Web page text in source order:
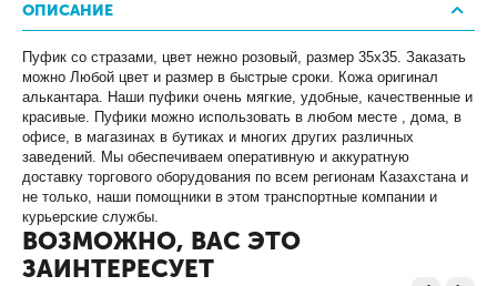
ОПИСАНИЕ
Пуфик со стразами, цвет нежно розовый, размер 35х35. Заказать
можно Любой цвет и размер в быстрые сроки. Кожа оригинал
алькантара. Наши пуфики очень мягкие, удобные, качественные и
красивые. Пуфики можно использовать в любом месте , дома, в
офисе, в магазинах в бутиках и многих других различных
заведений. Мы обеспечиваем оперативную и аккуратную
доставку торгового оборудования по всем регионам Казахстана и
не только, наши помощники в этом транспортные компании и
курьерские службы.
ВОЗМОЖНО, ВАС ЭТО
ЗАИНТЕРЕСУЕТ